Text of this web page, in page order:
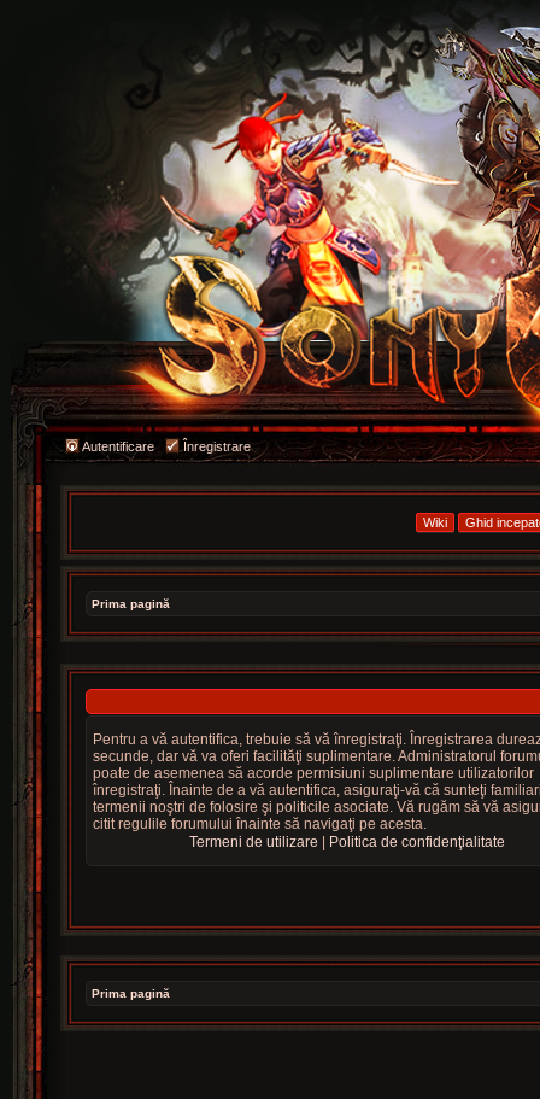
Autentificare Înregistrare
Prima pagină
Pentru a vă autentifica, trebuie să vă înregistraţi. Înregistrarea
secunde, dar vă va oferi facilităţi suplimentare. Administratorul
poate de asemenea să acorde permisiuni suplimentare utilizatorilor
înregistraţi. Înainte de a vă autentifica, asiguraţi-vă că sunteţi
termenii noştri de folosire şi politicile asociate. Vă rugăm să vă
citit regulile forumului înainte să navigaţi pe acesta.
Termeni de utilizare
Politica de confidenţialitate
Prima pagină